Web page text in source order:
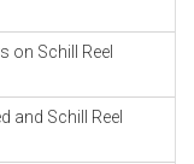
on Schill Reel
and Schill Reel